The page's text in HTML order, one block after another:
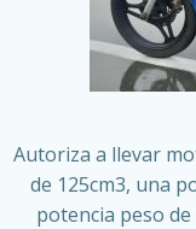
Autoriza a llevar
de 125cm3, una
potencia peso